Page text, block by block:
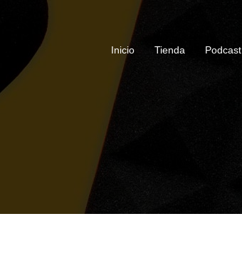
Inicio Tienda Podcast